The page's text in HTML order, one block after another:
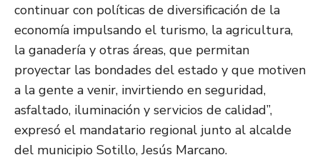
continuar con políticas de diversificación de la
economía impulsando el turismo, la agricultura,
la ganadería y otras áreas, que permitan
proyectar las bondades del estado y que motiven
a la gente a venir, invirtiendo en seguridad,
asfaltado, iluminación y servicios de calidad”,
expresó el mandatario regional junto al alcalde
del municipio Sotillo, Jesús Marcano.